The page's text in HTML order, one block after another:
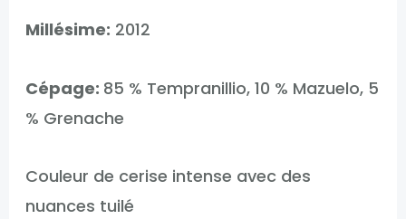
Millésime: 2012
Cépage: 85 % Tempranillio, 10 % Mazuelo, 5
% Grenache
Couleur de cerise intense avec des
nuances tuilé